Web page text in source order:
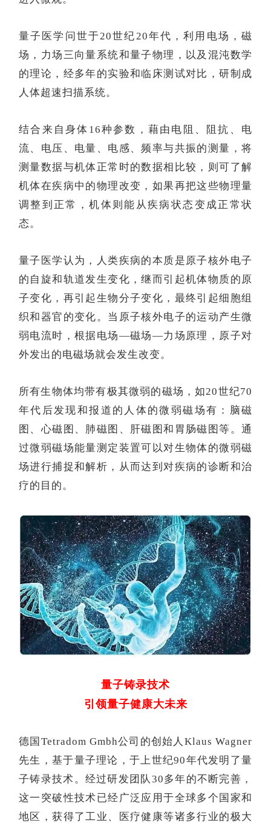
量子医学问世于20世纪20年代，利用电场，磁
场，力场三向量系统和量子物理，以及混沌数学
的理论，经多年的实验和临床测试对比，研制成
人体超速扫描系统。
结合来自身体 16种参数，藉由电阻、阻抗、电
流、电压、电量、电感、频率与共振的测量，将
测量数据与机体正常时的数据相比较，则可了解
机体在疾病中的物理改变，如果再把这些物理量
调整到正常，机体则能从疾病状态变成正常状
态。
量子医学认为，人类疾病的本质是原子核外电子
的自旋和轨道发生变化，继而引起机体物质的原
子变化，再引起生物分子变化，最终引起细胞组
织和器官的变化。当原子核外电子的运动产生微
弱电流时，根据电场—磁场—力场原理，原子对
外发出的电磁场就会发生改变。
所有生物体均带有极其微弱的磁场，如20世纪70
年代后发现和报道的人体的微弱磁场有：脑磁
图、心磁图、肺磁图、肝磁图和胃肠磁图等。通
过微弱磁场能量测定装置可以对生物体的微弱磁
场进行捕捉和解析，从而达到对疾病的诊断和治
疗的目的。
量子铸录技术
引领量子健康大未来
德国 Tetradom Gmbh公司的创始人Klaus Wagner
先生，基于量子理论，于上世纪90年代发明了量
子铸录技术。经过研发团队30多年的不断完善，
这一突破性技术已经广泛应用于全球多个国家和
地区，获得了工业、医疗健康等诸多行业的极大